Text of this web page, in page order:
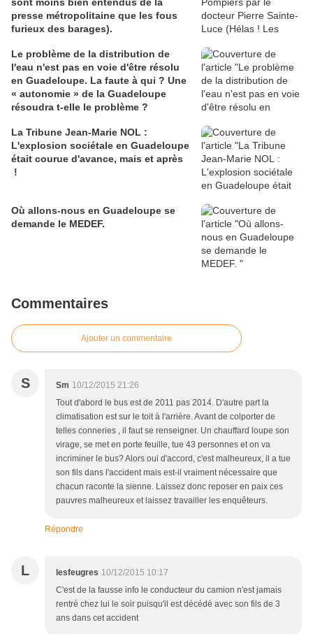
presse métropolitaine que les fous
furieux des barages).
Le problème de la distribution de
l'eau n'est pas en voie d'être résolu
en Guadeloupe. La faute à qui ? Une
« autonomie » de la Guadeloupe
résoudra t-elle le problème ?
La Tribune Jean-Marie NOL :
L'explosion sociétale en Guadeloupe
était courue d'avance, mais et après
!
Où allons-nous en Guadeloupe se
demande le MEDEF.
Commentaires
Ajouter un commentaire
S Sm 10/12/2015 21:26
Tout d'abord le bus est de 2011 pas 2014. D'autre part la
climatisation est sur le toit à l'arrière. Avant de colporter de
telles conneries , il faut se renseigner. Un chauffard loupe son
virage, se met en porte feuille, tue 43 personnes et on va
incriminer le bus? Alors oui d'accord, c'est malheureux, il a tue
son fils dans l'accident mais est-il vraiment nécessaire que
chacun raconte la sienne. Laissez donc reposer en paix ces
pauvres malheureux et laissez travailler les enquêteurs.
Répondre
L lesfeugres 10/12/2015 10:17
C'est de la fausse info le conducteur du camion n'est jamais
rentré chez lui le soir puisqu'il est décédé avec son fils de 3
ans dans cet accident